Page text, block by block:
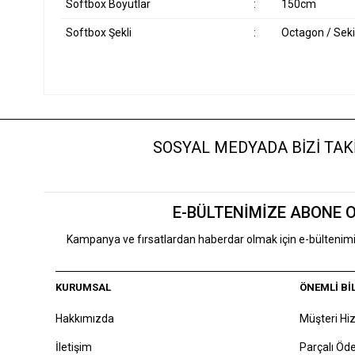
Softbox Boyutlar : 150cm
Softbox Şekli : Octagon /
SOSYAL MEDYADA BİZİ
E-BÜLTENİMİZE ABONE
Kampanya ve fırsatlardan haberdar olmak için e-
KURUMSAL
Hakkımızda
İletişim
ÖNEMLİ
Müşteri
Parçalı